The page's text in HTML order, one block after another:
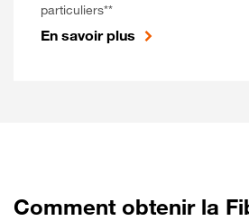
particuliers**
En savoir plus
Comment obtenir la